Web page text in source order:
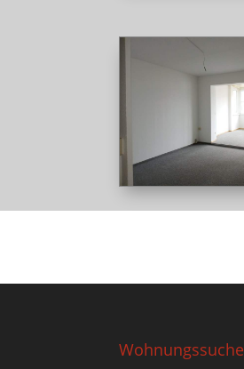
Wohnungssuche